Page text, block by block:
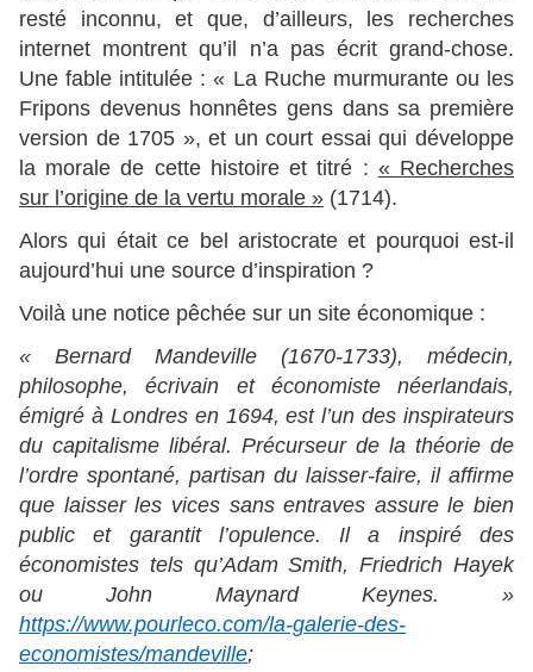
resté inconnu, et que, d’ailleurs, les recherches
internet montrent qu’il n’a pas écrit grand-chose.
Une fable intitulée : « La Ruche murmurante ou les
Fripons devenus honnêtes gens dans sa première
version de 1705 », et un court essai qui développe
la morale de cette histoire et titré : « Recherches
sur l’origine de la vertu morale » (1714).
Alors qui était ce bel aristocrate et pourquoi est-il
aujourd’hui une source d’inspiration ?
Voilà une notice pêchée sur un site économique :
« Bernard Mandeville (1670-1733), médecin,
philosophe, écrivain et économiste néerlandais,
émigré à Londres en 1694, est l’un des inspirateurs
du capitalisme libéral. Précurseur de la théorie de
l’ordre spontané, partisan du laisser-faire, il affirme
que laisser les vices sans entraves assure le bien
public et garantit l’opulence. Il a inspiré des
économistes tels qu’Adam Smith, Friedrich Hayek
ou John Maynard Keynes. »
https://www.pourleco.com/la-galerie-des-
economistes/mandeville;